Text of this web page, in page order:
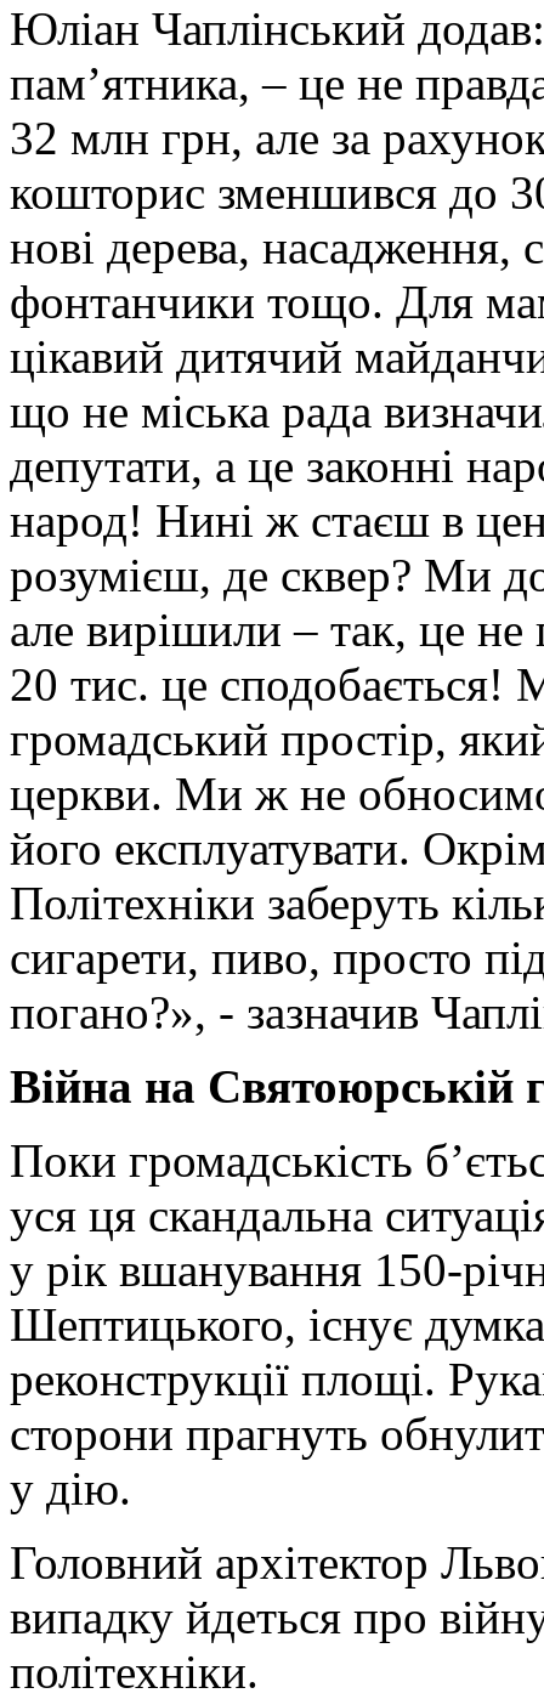
Юліан Чаплінський
пам’ятника, – це не
32 млн грн, але за
кошторис зменшився до
нові дерева, насадження,
фонтанчики тощо. Для
цікавий дитячий
що не міська рада
депутати, а це законні
народ! Нині ж стаєш в
розумієш, де сквер? Ми
але вирішили – так, це
20 тис. це
громадський простір,
церкви. Ми ж не
його експлуатувати.
Політехніки заберуть
сигарети, пиво, просто
погано?», - зазначив
Війна на Святоюрській
Поки громадськість
уся ця скандальна
у рік вшанування 150-
Шептицького, існує
реконструкції площі.
сторони прагнуть
у дію.
Головний архітектор
випадку йдеться про
політехніки.